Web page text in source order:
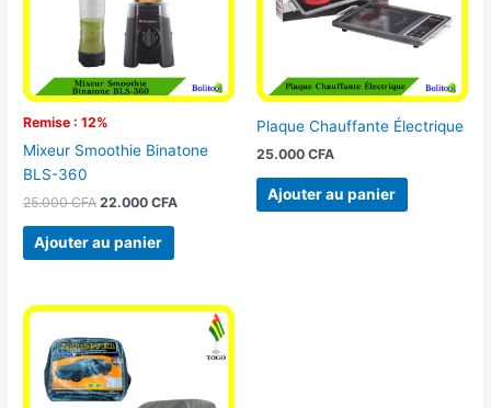
Remise : 12%
Mixeur Smoothie Binatone
BLS-360
25.000CFA 22.000CFA
Ajouter au panier
Plaque Chauffante Électrique
25.000 CFA
Ajouter au panier